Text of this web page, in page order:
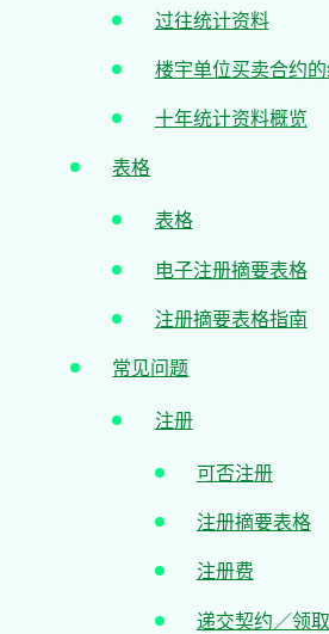
过往统计资料
楼宇单位买卖合约
十年统计资料概览
表格
表格
电子注册摘要表格
注册摘要表格指南
常见问题
注册
可否注册
注册摘要表格
注册费
递交契约／领